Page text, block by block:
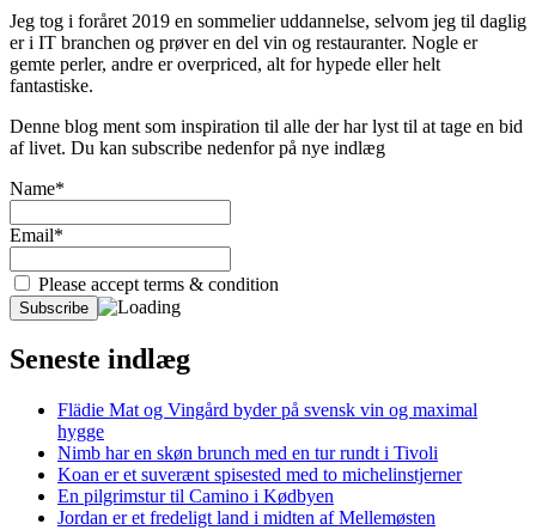
Jeg tog i foråret 2019 en sommelier uddannelse, selvom jeg til daglig
er i IT branchen og prøver en del vin og restauranter. Nogle er
gemte perler, andre er overpriced, alt for hypede eller helt
fantastiske.
Denne blog ment som inspiration til alle der har lyst til at tage en bid
af livet. Du kan subscribe nedenfor på nye indlæg
Name*
Email*
Please accept terms & condition
Seneste indlæg
Flädie Mat og Vingård byder på svensk vin og maximal
hygge
Nimb har en skøn brunch med en tur rundt i Tivoli
Koan er et suverænt spisested med to michelinstjerner
En pilgrimstur til Camino i Kødbyen
Jordan er et fredeligt land i midten af Mellemøsten